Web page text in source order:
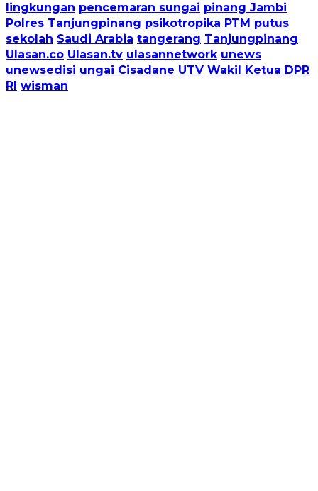
lingkungan pencemaran sungai pinang Jambi
Polres Tanjungpinang psikotropika PTM putus
sekolah Saudi Arabia tangerang Tanjungpinang
Ulasan.co Ulasan.tv ulasannetwork unews
unewsedisi ungai Cisadane UTV Wakil Ketua DPR
RI wisman